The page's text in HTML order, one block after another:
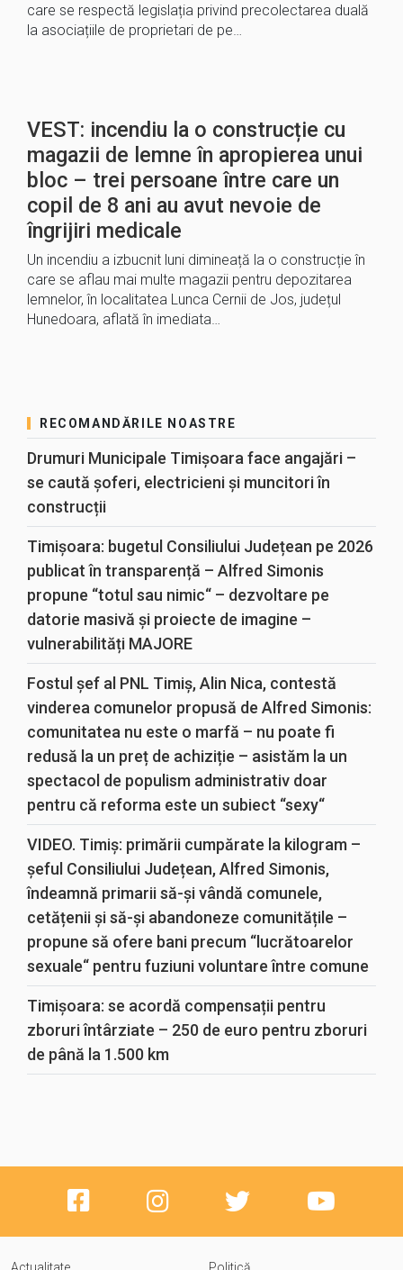
care se respectă legislația privind precolectarea duală
la asociațiile de proprietari de pe…
VEST: incendiu la o construcție cu
magazii de lemne în apropierea unui
bloc – trei persoane între care un
copil de 8 ani au avut nevoie de
îngrijiri medicale
Un incendiu a izbucnit luni dimineață la o construcție în
care se aflau mai multe magazii pentru depozitarea
lemnelor, în localitatea Lunca Cernii de Jos, județul
Hunedoara, aflată în imediata…
RECOMANDĂRILE NOASTRE
Drumuri Municipale Timișoara face angajări –
se caută șoferi, electricieni și muncitori în
construcții
Timișoara: bugetul Consiliului Județean pe 2026
publicat în transparență – Alfred Simonis
propune “totul sau nimic“ – dezvoltare pe
datorie masivă și proiecte de imagine –
vulnerabilități MAJORE
Fostul șef al PNL Timiș, Alin Nica, contestă
vinderea comunelor propusă de Alfred Simonis:
comunitatea nu este o marfă – nu poate fi
redusă la un preț de achiziție – asistăm la un
spectacol de populism administrativ doar
pentru că reforma este un subiect “sexy“
VIDEO. Timiș: primării cumpărate la kilogram –
șeful Consiliului Județean, Alfred Simonis,
îndeamnă primarii să-și vândă comunele,
cetățenii și să-și abandoneze comunitățile –
propune să ofere bani precum “lucrătoarelor
sexuale“ pentru fuziuni voluntare între comune
Timișoara: se acordă compensații pentru
zboruri întârziate – 250 de euro pentru zboruri
de până la 1.500 km